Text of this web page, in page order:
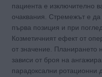
пациента е изключително
очаквания. Стремежът е
първа позиция и при
Козметичният ефект от
от значение. Планирането
зависи от броя на
парадоксални ротационни